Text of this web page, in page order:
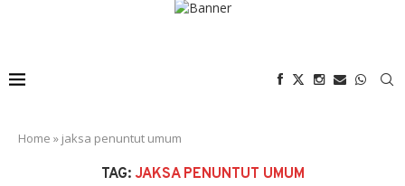
Home » jaksa penuntut umum
TAG: JAKSA PENUNTUT UMUM